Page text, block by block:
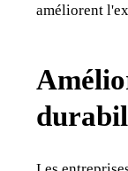
améliorent